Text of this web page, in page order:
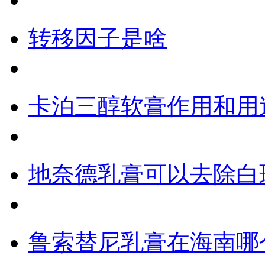
转移因子是啥
卡泊三醇软膏作用和用
地奈德乳膏可以去除白
鲁索替尼乳膏在海南